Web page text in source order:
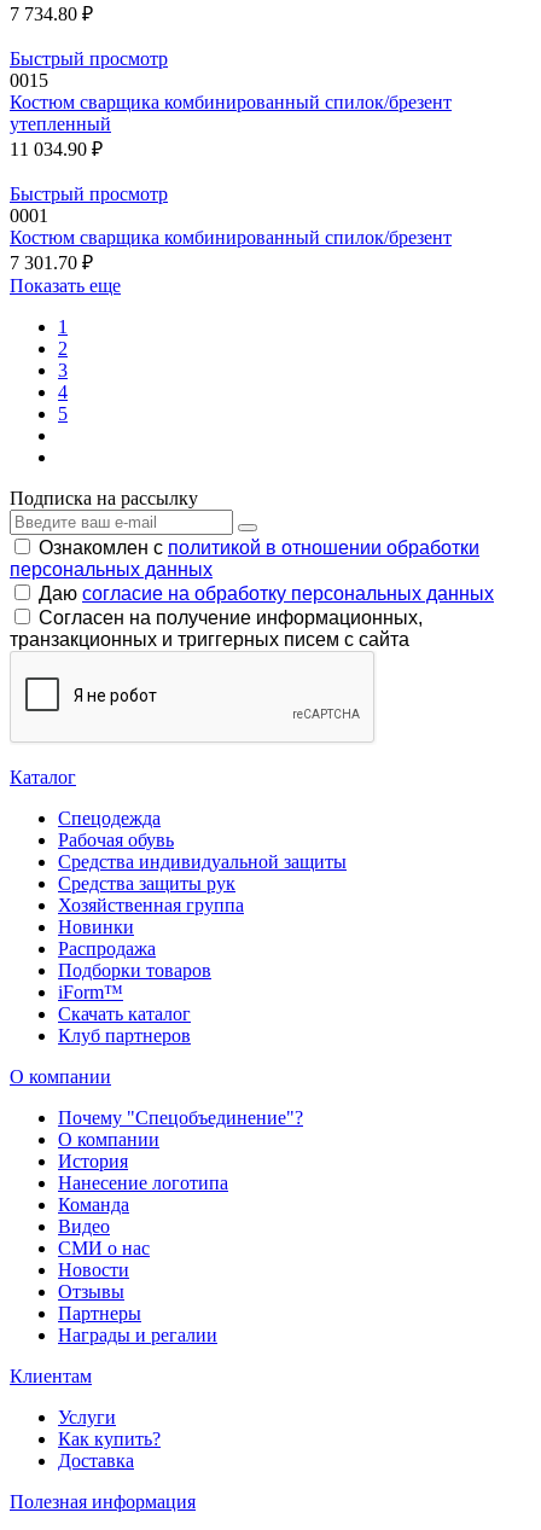
7 734.80 ₽
Быстрый просмотр
0015
Костюм сварщика комбинированный спилок/брезент
утепленный
11 034.90 ₽
Быстрый просмотр
0001
Костюм сварщика комбинированный спилок/брезент
7 301.70 ₽
Показать еще
1
2
3
4
5
Подписка на рассылку
Ознакомлен с политикой в отношении обработки
персональных данных
Даю согласие на обработку персональных данных
Согласен на получение информационных,
транзакционных и триггерных писем с сайта
Каталог
Спецодежда
Рабочая обувь
Средства индивидуальной защиты
Средства защиты рук
Хозяйственная группа
Новинки
Распродажа
Подборки товаров
iForm™
Скачать каталог
Клуб партнеров
О компании
Почему "Спецобъединение"?
О компании
История
Нанесение логотипа
Команда
Видео
СМИ о нас
Новости
Отзывы
Партнеры
Награды и регалии
Клиентам
Услуги
Как купить?
Доставка
Полезная информация